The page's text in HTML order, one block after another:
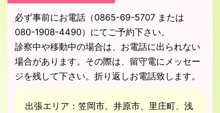
必ず事前にお電話（0865-69-5707 または
080-1908-4490）にてご予約下さい。
診察中や移動中の場合は、お電話に出られない
場合があります。その際は、留守電にメッセー
ジを残して下さい。折り返しお電話致します。
出張エリア：笠岡市、井原市、里庄町、浅